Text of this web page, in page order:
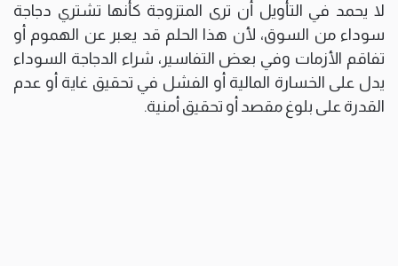
لا يحمد في التأويل أن ترى المتزوجة كأنها تشتري دجاجة
سوداء من السوق، لأن هذا الحلم قد يعبر عن الهموم أو
تفاقم الأزمات وفي بعض التفاسير، شراء الدجاجة السوداء
يدل على الخسارة المالية أو الفشل في تحقيق غاية أو عدم
القدرة على بلوغ مقصد أو تحقيق أمنية.